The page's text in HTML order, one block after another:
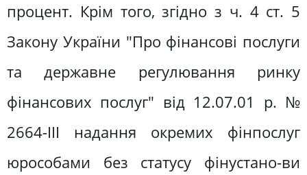
процент. Крім того, згідно з ч. 4 ст. 5
Закону України "Про фінансові послуги
та державне регулювання ринку
фінансових послуг" від 12.07.01 р. №
2664-ІІІ надання окремих фінпослуг
юрособами без статусу фінустано-ви